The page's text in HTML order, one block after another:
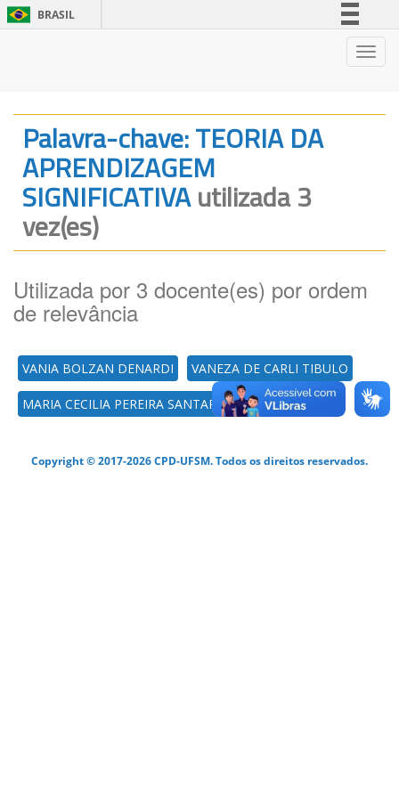
BRASIL
Legislação
Palavra-chave: TEORIA DA
APRENDIZAGEM
SIGNIFICATIVAutilizada 3
vez(es)
Utilizada por 3 docente(es) por ordem
de relevância
VANIA BOLZAN DENARDI VANEZA DE CARLI TIBULO
MARIA CECILIA PEREIRA SANTAROSA
Copyright © 2017-2026 CPD-UFSM. Todos os direitos reservados.